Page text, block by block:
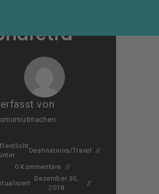
von
Destinations/Travel
0 Kommentare
Dezember 30,
2018